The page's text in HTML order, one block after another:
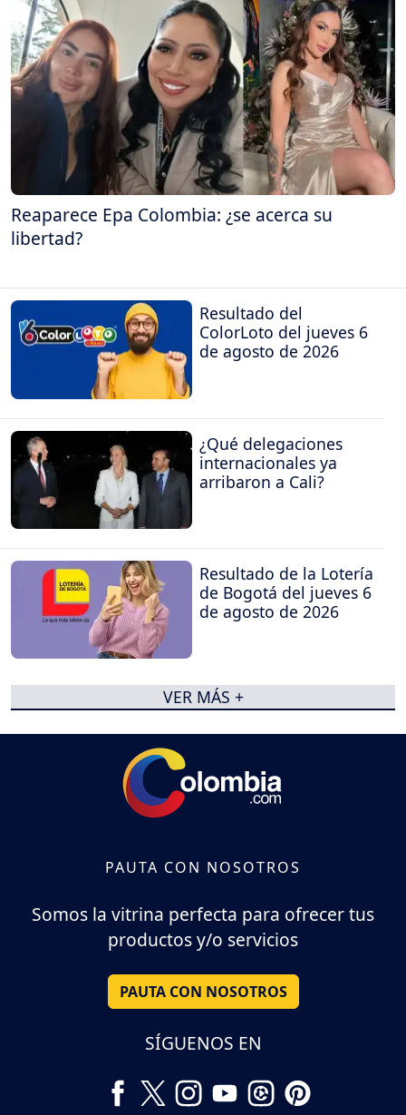
Reaparece Epa Colombia: ¿se acerca su
libertad?
Resultado del
ColorLoto del jueves 6
de agosto de 2026
¿Qué delegaciones
internacionales ya
arribaron a Cali?
Resultado de la Lotería
de Bogotá del jueves 6
de agosto de 2026
VER MÁS +
PAUTA CON NOSOTROS
Somos la vitrina perfecta para ofrecer tus
productos y/o servicios
PAUTA CON NOSOTROS
SÍGUENOS EN